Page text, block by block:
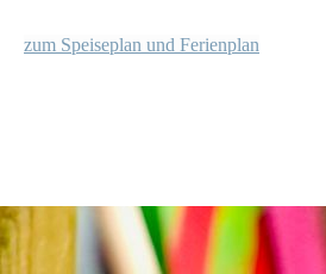
zum Speiseplan und Ferienplan